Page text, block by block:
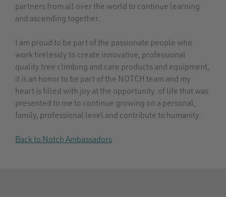
partners from all over the world to continue learning
and ascending together.
I am proud to be part of the passionate people who
work tirelessly to create innovative, professional
quality tree climbing and care products and equipment,
it is an honor to be part of the NOTCH team and my
heart is filled with joy at the opportunity. of life that was
presented to me to continue growing on a personal,
family, professional level and contribute to humanity.
Back to Notch Ambassadors